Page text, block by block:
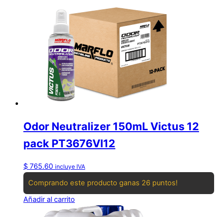
Odor Neutralizer 150mL Victus 12
pack PT3676VI12
$ 765.60 incluye IVA
Comprando este producto ganas 26 puntos!
Añadir al carrito